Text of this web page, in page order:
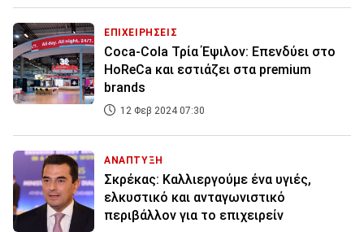
ΕΠΙΧΕΙΡΗΣΕΙΣ
Coca-Cola Τρία Έψιλον: Επενδύει στο
HoReCa και εστιάζει στα premium
brands
12 Φεβ 2024 07:30
ΑΝΑΠΤΥΞΗ
Σκρέκας: Kαλλιεργούμε ένα υγιές,
ελκυστικό και ανταγωνιστικό
περιβάλλον για το επιχειρείν